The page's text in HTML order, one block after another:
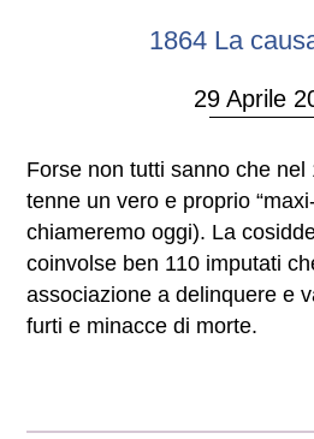
1864 La
29 Aprile
Forse non tutti sanno che nel
tenne un vero e proprio
chiameremo oggi). La
coinvolse ben 110 imputati
associazione a delinquere e
furti e minacce di morte.